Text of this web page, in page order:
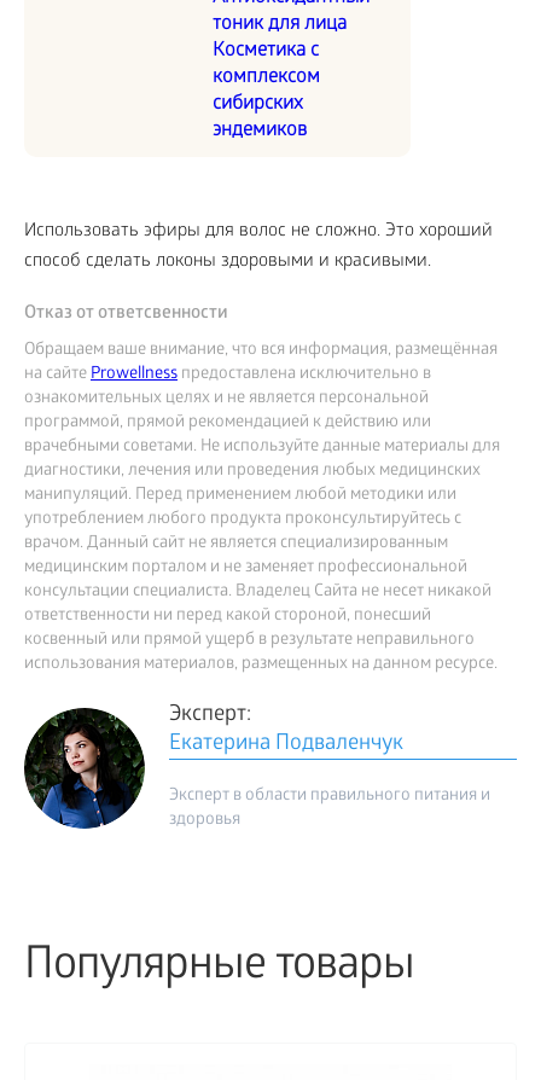
тоник для лица
Косметика с
комплексом
сибирских
эндемиков
Использовать эфиры для волос не сложно. Это хороший
способ сделать локоны здоровыми и красивыми.
Отказ от ответсвенности
Обращаем ваше внимание, что вся информация, размещённая
на сайтеProwellness предоставлена исключительно в
ознакомительных целях и не является персональной
программой, прямой рекомендацией к действию или
врачебными советами. Не используйте данные материалы для
диагностики, лечения или проведения любых медицинских
манипуляций. Перед применением любой методики или
употреблением любого продукта проконсультируйтесь с
врачом. Данный сайт не является специализированным
медицинским порталом и не заменяет профессиональной
консультации специалиста. Владелец Сайта не несет никакой
ответственности ни перед какой стороной, понесший
косвенный или прямой ущерб в результате неправильного
использования материалов, размещенных на данном ресурсе.
Эксперт:
Екатерина Подваленчук
Эксперт в области правильного питания и
здоровья
Популярные товары